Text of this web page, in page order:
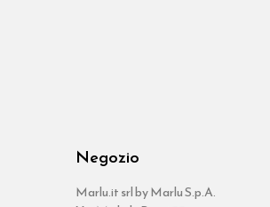
Negozio
Marlu.it srl by Marlu S.p.A.